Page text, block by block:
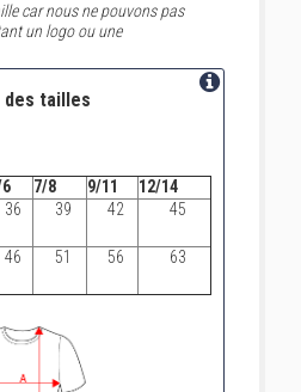
car nous ne pouvons pas
un logo ou une
des tailles
7/8 9/11
12/14
36 39 42 45
46 51 56 63